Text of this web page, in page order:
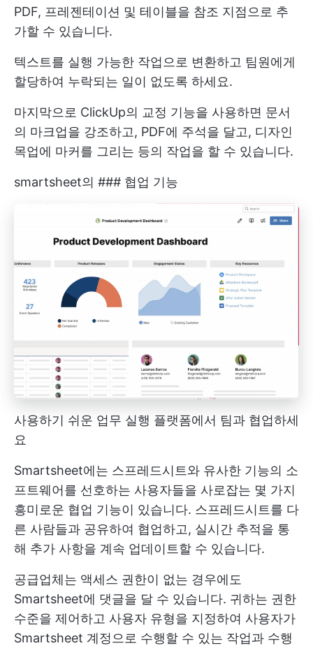
PDF, 프레젠테이션 및 테이블을 참조 지점으로 추
가할 수 있습니다.
텍스트를 실행 가능한 작업으로 변환하고 팀원에게
할당하여 누락되는 일이 없도록 하세요.
마지막으로 ClickUp의 교정 기능을 사용하면 문서
의 마크업을 강조하고, PDF에 주석을 달고, 디자인
목업에 마커를 그리는 등의 작업을 할 수 있습니다.
smartsheet의 ### 협업 기능
사용하기 쉬운 업무 실행 플랫폼에서 팀과 협업하세
요
Smartsheet에는 스프레드시트와 유사한 기능의 소
프트웨어를 선호하는 사용자들을 사로잡는 몇 가지
흥미로운 협업 기능이 있습니다. 스프레드시트를 다
른 사람들과 공유하여 협업하고, 실시간 추적을 통
해 추가 사항을 계속 업데이트할 수 있습니다.
공급업체는 액세스 권한이 없는 경우에도
Smartsheet에 댓글을 달 수 있습니다. 귀하는 권한
수준을 제어하고 사용자 유형을 지정하여 사용자가
Smartsheet 계정으로 수행할 수 있는 작업과 수행